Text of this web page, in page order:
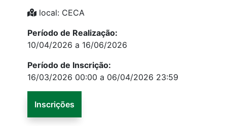
local: CECA
Período de Realização:
10/04/2026 a 16/06/2026
Período de Inscrição:
16/03/2026 00:00 a 06/04/2026 23:59
Inscrições